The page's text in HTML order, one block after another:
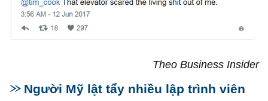
Theo Business Insider
Người Mỹ lật tẩy nhiều lập trình viên